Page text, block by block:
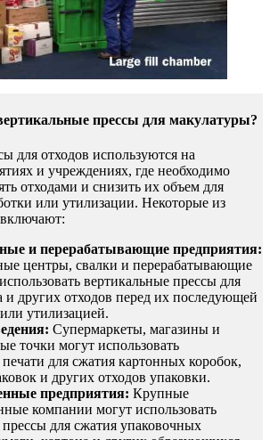
прессы для макулатуры?
для отходов используются на
и учреждениях, где необходимо
отходами и снизить их объем для
или утилизации. Некоторые из
и перерабатывающие предприятия:
центры, свалки и перерабатывающие
вертикальные прессы для
и других отходов перед их последующей
утилизацией.
Супермаркеты, магазины и
точки могут использовать
для сжатия картонных коробок,
и других отходов упаковки.
предприятия: Крупные
компании могут использовать
для сжатия упаковочных